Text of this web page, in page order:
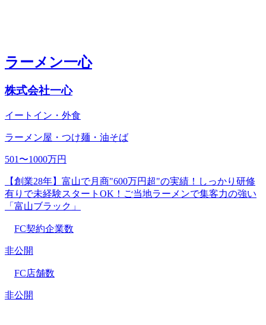
ラーメン一心
株式会社一心
イートイン・外食
ラーメン屋・つけ麺・油そば
501〜1000万円
【創業28年】富山で月商"600万円超"の実績！しっかり研修
有りで未経験スタートOK！ご当地ラーメンで集客力の強い
「富山ブラック」
FC契約企業数
非公開
FC店舗数
非公開